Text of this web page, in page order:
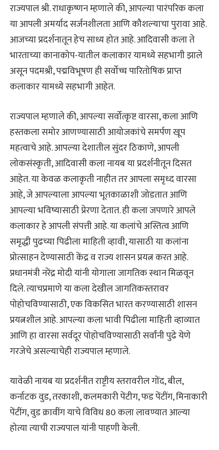
राज्यपाल श्री. राधाकृष्णन म्हणाले की, आपल्या पारंपरिक कला
या आपली अमर्याद सर्जनशीलता आणि कौशल्याचा पुरावा आहे.
आजच्या प्रदर्शनातून हेच साध्य होत आहे. आदिवासी कला ते
भारताच्या कानाकोप-यातील कलाकार यामध्ये सहभागी झाले
असून पदमश्री, पद्मविभूषण ही सर्वोच्च पारितोषिक प्राप्त
कलाकार यामध्ये सहभागी आहेत.
राज्यपाल म्हणाले की, आपल्या सर्वोत्कृष्ट वारसा, कला आणि
हस्तकला समोर आणण्यासाठी आयोजकांचे समर्पण खूप
महत्वाचे आहे. आपल्या देशातील सुंदर ठिकाणे, आपली
लोकसंस्कृती, आदिवासी कला नायब या प्रदर्शनीतून दिसत
आहेत. या केवळ कलाकृती नाहीत तर आपला समृध्द वारसा
आहे, जे आपल्याला आपल्या भूतकाळाशी जोडतात आणि
आपल्या भविष्यासाठी प्रेरणा देतात. ही कला जपणारे आपले
कलाकार हे आपली संपत्ती आहे. या कलांचे अस्तित्व आणि
समृद्धी पुढच्या पिढीला माहिती व्हावी, यासाठी या कलांना
प्रोत्साहन देण्यासाठी केंद्र व राज्य शासन प्रयत्न करत आहे.
प्रधानमंत्री नरेंद्र मोदी यांनी योगाला जागतिक स्थान मिळवून
दिले. त्याचप्रमाणे या कला देखील जागतिकस्तरावर
पोहोचविण्यासाठी, एक विकसित भारत करण्यासाठी शासन
प्रयत्नशील आहे. आपल्या कला भावी पिढीला माहिती व्हाव्यात
आणि हा वारसा सर्वदूर पोहोचविण्यासाठी सर्वांनी पुढे येणे
गरजेचे असल्याचेही राज्यपाल म्हणाले.
यावेळी नायब या प्रदर्शनीत राष्ट्रीय स्तरावरील गोंद, बील,
कर्नाटक वुड, तरकाशी, कलमकारी पेंटीग, फड पेंटींग, मिनाकारी
पेंटींग, वुड क्रावींग याचे विविध 80 कला लावण्यात आल्या
होत्या त्याची राज्यपाल यांनी पाहणी केली.